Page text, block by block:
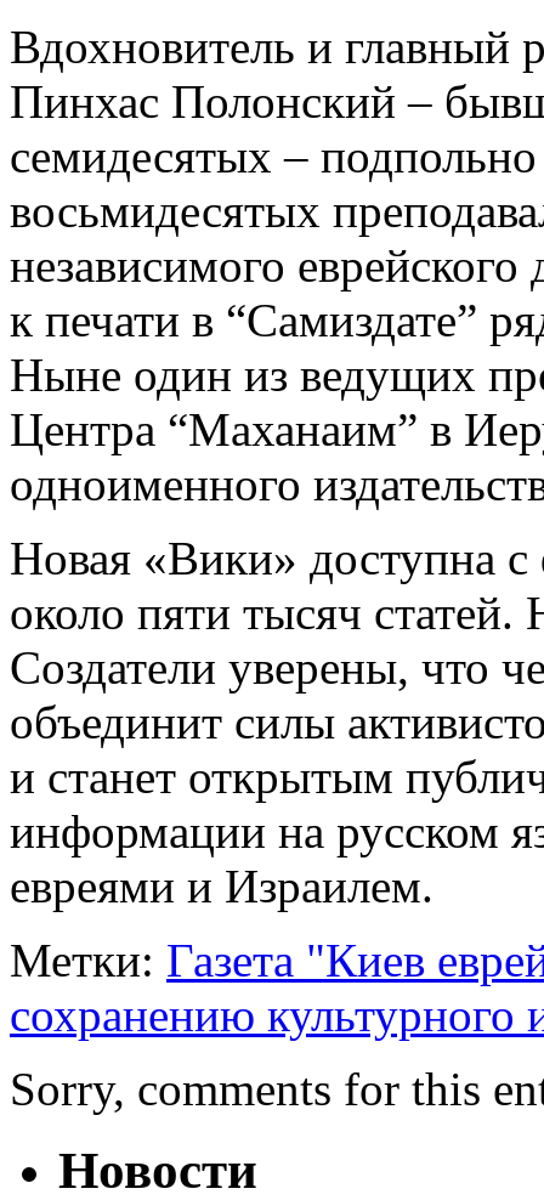
Вдохновитель и главный
Пинхас Полонский –
семидесятых –
восьмидесятых
независимого
к печати в “Самиздате”
Ныне один из ведущих
Центра “Маханаим” в
одноименного
Новая «Вики» доступна с
около пяти тысяч статей.
Создатели уверены, что
объединит силы
и станет открытым
информации на русском
евреями и Израилем.
Метки: Газета "Киев
сохранению культурного
Sorry, comments for this
Новости